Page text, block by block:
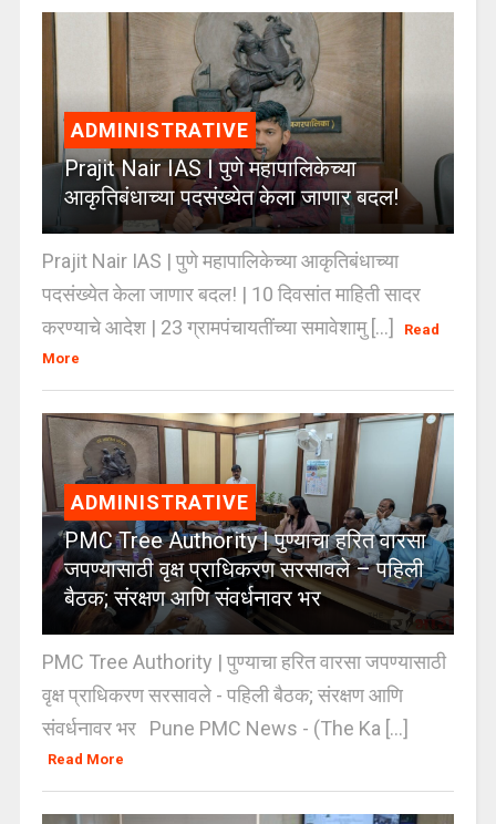
ADMINISTRATIVE
Prajit Nair IAS | पुणे महापालिकेच्या
आकृतिबंधाच्या पदसंख्येत केला जाणार बदल!
Prajit Nair IAS | पुणे महापालिकेच्या आकृतिबंधाच्या
पदसंख्येत केला जाणार बदल! | 10 दिवसांत माहिती सादर
करण्याचे आदेश | 23 ग्रामपंचायतींच्या समावेशामु [...]
Read
More
ADMINISTRATIVE
PMC Tree Authority | पुण्याचा हरित वारसा
जपण्यासाठी वृक्ष प्राधिकरण सरसावले – पहिली
बैठक; संरक्षण आणि संवर्धनावर भर
PMC Tree Authority | पुण्याचा हरित वारसा जपण्यासाठी
वृक्ष प्राधिकरण सरसावले - पहिली बैठक; संरक्षण आणि
संवर्धनावर भर Pune PMC News - (The Ka [...]
Read More